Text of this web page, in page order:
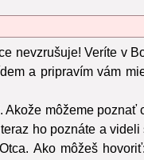
nevzrušuje! Veríte v
a pripravím vám
Akože môžeme poznať
ho poznáte a videli
Ako môžeš